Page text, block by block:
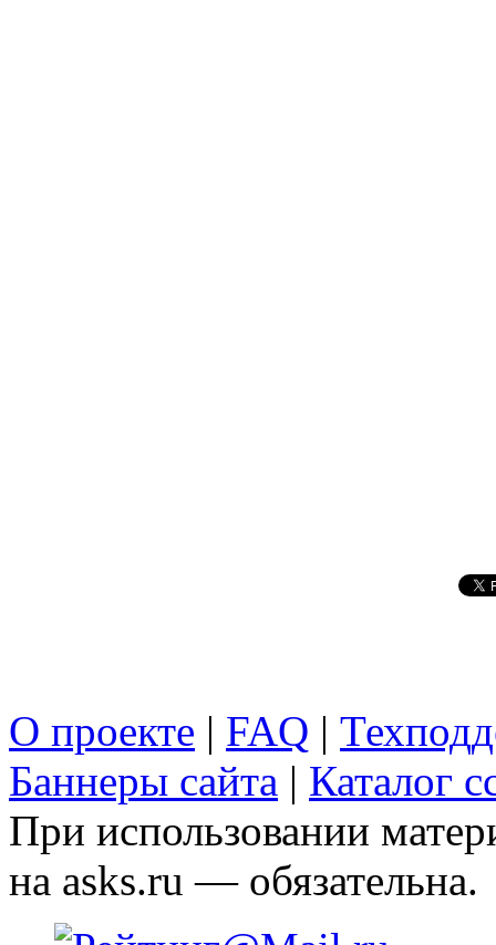
О проекте | FAQ |
Баннеры сайта | Каталог
При использовании
на asks.ru — обязательна.